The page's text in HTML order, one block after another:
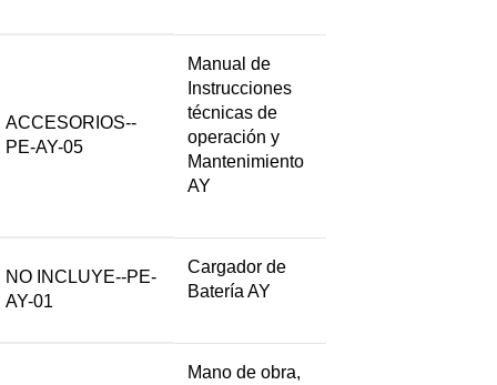
ACCESORIOS--
PE-AY-05
Manual de
Instrucciones
técnicas de
operación y
Mantenimiento
AY
NO INCLUYE--PE-
AY-01
Cargador de
Batería AY
Mano de obra,